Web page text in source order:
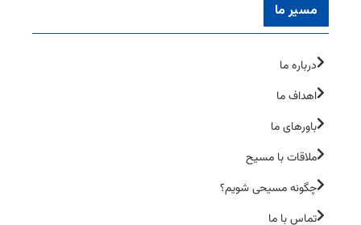
مسیر ما
درباره ما
اهداف ما
باورهای ما
ملاقات با مسیح
چگونه مسیحی شویم؟
تماس با ما